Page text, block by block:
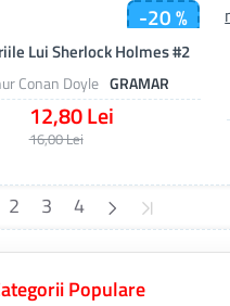
-20 %
Conan Doyle GRAMAR
Lui Sherlock Holmes #2
12,80 Lei
16,00 Lei
2 3 4
Populare